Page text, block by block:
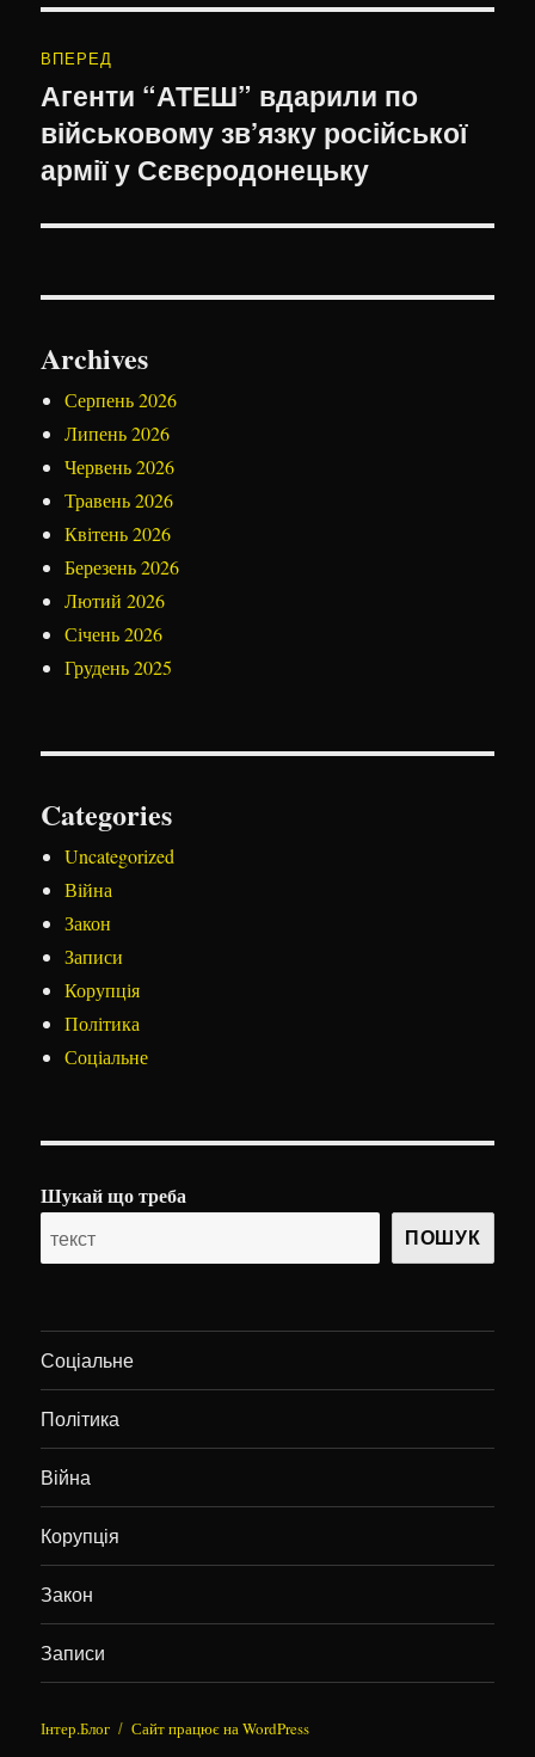
ВПЕРЕД
Наступний
запис:
Агенти “АТЕШ” вдарили по
військовому зв’язку російської
армії у Сєвєродонецьку
Archives
Серпень 2026
Липень 2026
Червень 2026
Травень 2026
Квітень 2026
Березень 2026
Лютий 2026
Січень 2026
Грудень 2025
Categories
Uncategorized
Війна
Закон
Записи
Корупція
Політика
Соціальне
Шукай що треба
ПОШУК
Соціальне
Політика
Війна
Корупція
Закон
Записи
Інтер.Блог Сайт працює на WordPress